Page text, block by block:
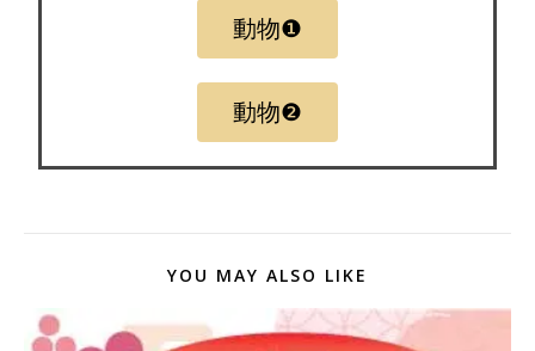
動物❶
動物❷
YOU MAY ALSO LIKE